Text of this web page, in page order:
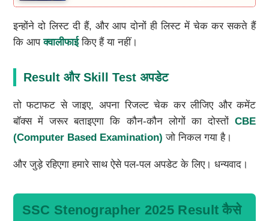
इन्होंने दो लिस्ट दी हैं, और आप दोनों ही लिस्ट में चेक कर सकते हैं
कि आपक्वालीफाईकिए हैं या नहीं।
Result और Skill Test अपडेट
तो फटाफट से जाइए, अपना रिजल्ट चेक कर लीजिए और कमेंट
बॉक्स में जरूर बताइएगा कि कौन-कौन लोगों का दोस्तोंCBE
(Computer Based Examination) जो निकल गया है।
और जुड़े रहिएगा हमारे साथ ऐसे पल-पल अपडेट के लिए। धन्यवाद।
SSC Stenographer 2025 Result कैसे